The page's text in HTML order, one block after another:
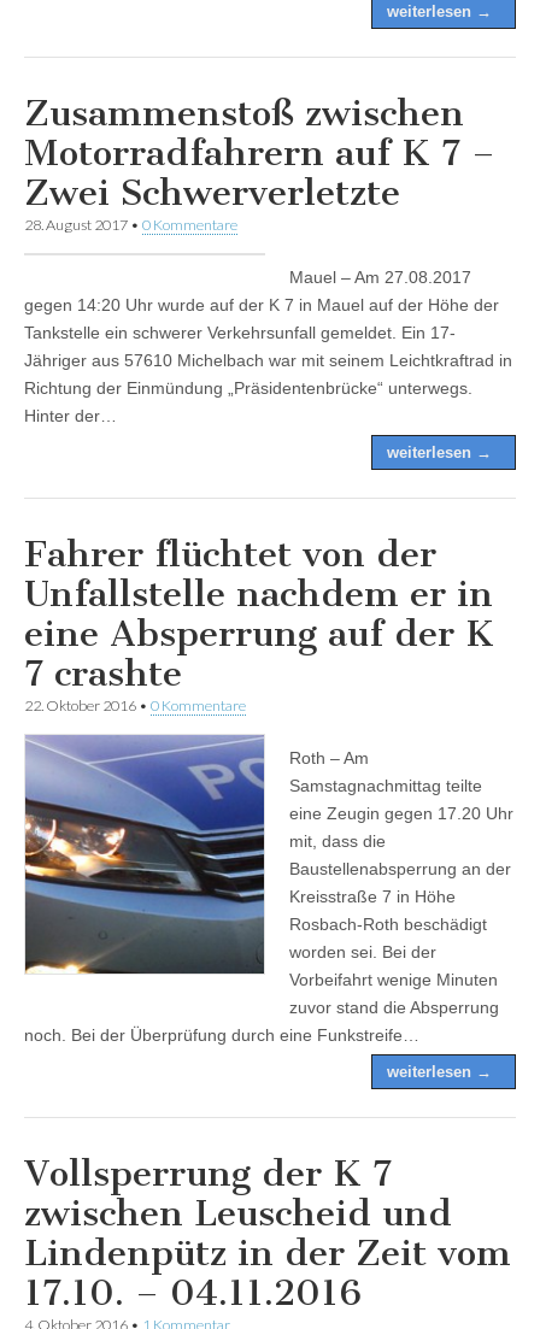
weiterlesen →
Zusammenstoß zwischen
Motorradfahrern auf K 7 –
Zwei Schwerverletzte
28. August 2017 • 0 Kommentare
Mauel – Am 27.08.2017
gegen 14:20 Uhr wurde auf der K 7 in Mauel auf der Höhe der
Tankstelle ein schwerer Verkehrsunfall gemeldet. Ein 17-
Jähriger aus 57610 Michelbach war mit seinem Leichtkraftrad in
Richtung der Einmündung „Präsidentenbrücke“ unterwegs.
Hinter der…
weiterlesen →
Fahrer flüchtet von der
Unfallstelle nachdem er in
eine Absperrung auf der K
7 crashte
22. Oktober 2016 • 0 Kommentare
Roth – Am
Samstagnachmittag teilte
eine Zeugin gegen 17.20 Uhr
mit, dass die
Baustellenabsperrung an der
Kreisstraße 7 in Höhe
Rosbach-Roth beschädigt
worden sei. Bei der
Vorbeifahrt wenige Minuten
zuvor stand die Absperrung
noch. Bei der Überprüfung durch eine Funkstreife…
weiterlesen →
Vollsperrung der K 7
zwischen Leuscheid und
Lindenpütz in der Zeit vom
17.10. – 04.11.2016
4. Oktober 2016 • 1 Kommentar